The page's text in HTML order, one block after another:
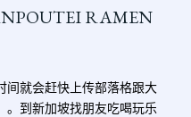
RAMEN
间就会赶快上传部落格跟大
。到新加坡找朋友吃喝玩乐